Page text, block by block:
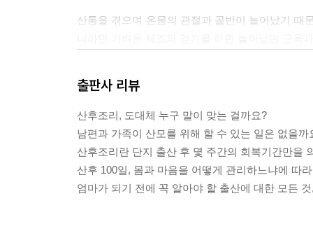
Chapter 2. 내가 선택한 맞춤 산후조리
임신 출산 육아 지원제도 제대로 활용하기
Bonus Page 01 산욕기의 신체 트러블과 대처법
Bonus Page 02 모유 수유로 건강한 산후조리
산통을 겪으며 온몸의 관절과 골반이 늘어났기 때
다”고 말한다.
출산 후 가벼운 운동이 필요한 이유는 또 있다. 출
서 혈전증(Thrombosis)의 위험이 증가하기 때문이
혈전증은 피가 굳어 생긴 덩어리가 몸속 혈관을
급작스럽게 사망에 이르는 사례도 있으니 주의가
관이 순간적으로 막힐 경우에는 치명적이 될 수
출판사 리뷰
산후조리, 도대체 누구 말이 맞는 걸까요?
남편과 가족이 산모를 위해 할 수 있는 일은 없을까
산후조리란 단지 출산 후 몇 주간의 회복기간만을
산후 100일, 몸과 마음을 어떻게 관리하느냐에 따
엄마가 되기 전에 꼭 알아야 할 출산에 대한 모든